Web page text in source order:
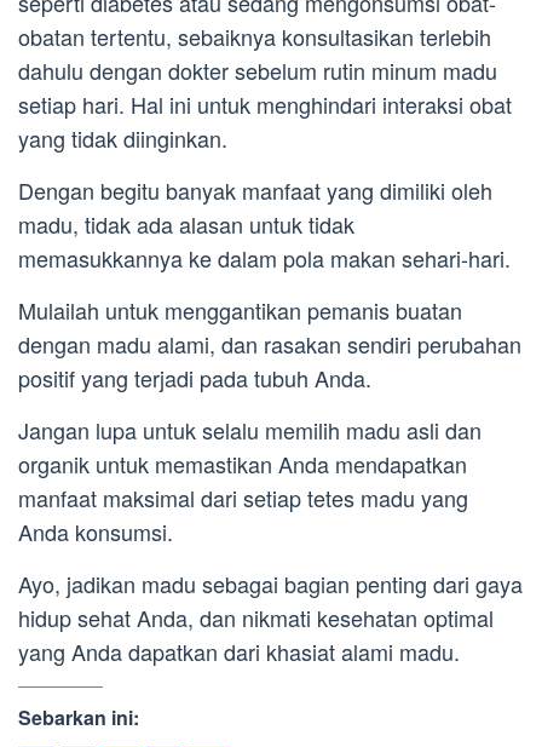
obatan tertentu, sebaiknya konsultasikan terlebih
dahulu dengan dokter sebelum rutin minum madu
setiap hari. Hal ini untuk menghindari interaksi obat
yang tidak diinginkan.
Dengan begitu banyak manfaat yang dimiliki oleh
madu, tidak ada alasan untuk tidak
memasukkannya ke dalam pola makan sehari-hari.
Mulailah untuk menggantikan pemanis buatan
dengan madu alami, dan rasakan sendiri perubahan
positif yang terjadi pada tubuh Anda.
Jangan lupa untuk selalu memilih madu asli dan
organik untuk memastikan Anda mendapatkan
manfaat maksimal dari setiap tetes madu yang
Anda konsumsi.
Ayo, jadikan madu sebagai bagian penting dari gaya
hidup sehat Anda, dan nikmati kesehatan optimal
yang Anda dapatkan dari khasiat alami madu.
Sebarkan ini: